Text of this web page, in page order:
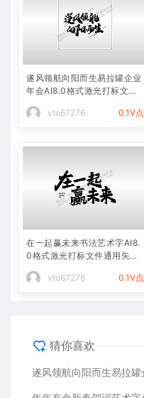
遂风领航向阳而生易拉罐企业
年会AI8.0格式激光打标文件
通用矢量图
vto67276
0.1V点
在一起赢未来书法艺术字AI8.
0格式激光打标文件通用矢量
图
vto67276
0.1V点
猜你喜欢